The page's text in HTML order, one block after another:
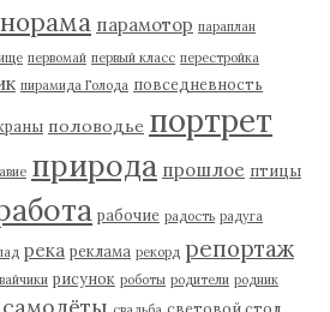
парамотор параплан
первомай первый класс перестройка
пирамида Голода повседневность
половодье портрет
природа прошлое птицы
рабочие радость радуга
река реклама рекорд репортаж
рисунок роботы родители родник
самолёты